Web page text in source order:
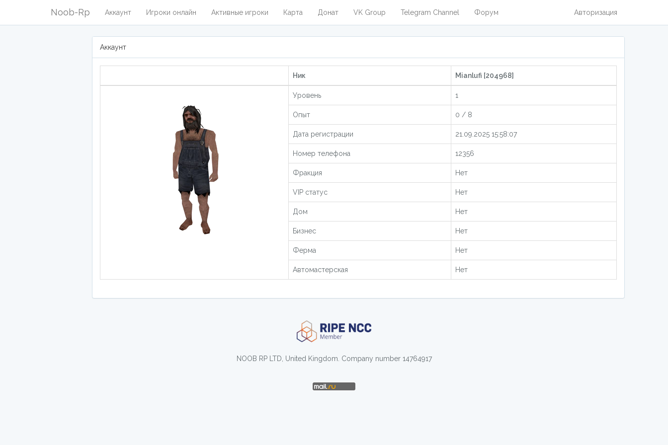
Noob-Rp Аккаунт Игроки онлайн Активные игроки Карта Донат VK Group Telegram Channel Форум Авторизация
Аккаунт
Ник Mianlufi [204968]
Уровень 1
Опыт 0 / 8
Дата регистрации 21.09.2025 15:58:07
Номер телефона 12356
Фракция Нет
VIP статус Нет
Дом Нет
Бизнес Нет
Ферма Нет
Автомастерская Нет
NOOB RP LTD, United Kingdom. Company number 14764917